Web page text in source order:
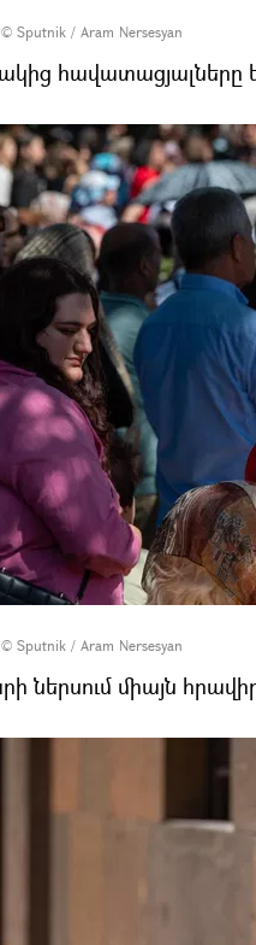
© Sputnik / Aram Nersesyan
հավատացյալները
© Sputnik / Aram Nersesyan
ներսում միայն